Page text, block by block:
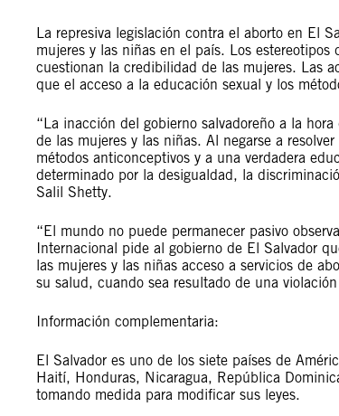
La represiva legislación contra el aborto en El
mujeres y las niñas en el país. Los
cuestionan la credibilidad de las mujeres. Las
que el acceso a la educación sexual y los
“La inacción del gobierno salvadoreño a la
de las mujeres y las niñas. Al negarse a
métodos anticonceptivos y a una verdadera
determinado por la desigualdad, la
Salil Shetty.
“El mundo no puede permanecer pasivo
Internacional pide al gobierno de El Salvador
las mujeres y las niñas acceso a servicios de
su salud, cuando sea resultado de una
Información complementaria:
El Salvador es uno de los siete países de
Haití, Honduras, Nicaragua, República
tomando medida para modificar sus leyes.